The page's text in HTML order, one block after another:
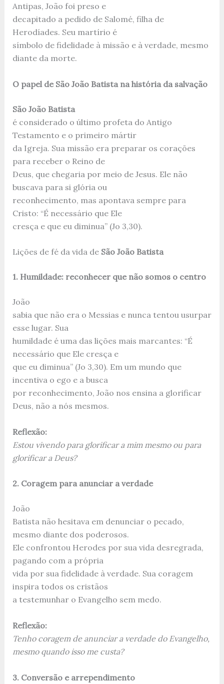
Antipas, João foi preso e
decapitado a pedido de Salomé, filha de
Herodíades. Seu martírio é
símbolo de fidelidade à missão e à verdade, mesmo
diante da morte.
O papel de São João Batista na história da salvação
São João Batista
é considerado o último profeta do Antigo
Testamento e o primeiro mártir
da Igreja. Sua missão era preparar os corações
para receber o Reino de
Deus, que chegaria por meio de Jesus. Ele não
buscava para si glória ou
reconhecimento, mas apontava sempre para
Cristo: “É necessário que Ele
cresça e que eu diminua” (Jo 3,30).
Lições de fé da vida de São João Batista
1. Humildade: reconhecer que não somos o centro
João
sabia que não era o Messias e nunca tentou usurpar
esse lugar. Sua
humildade é uma das lições mais marcantes: “É
necessário que Ele cresça e
que eu diminua” (Jo 3,30). Em um mundo que
incentiva o ego e a busca
por reconhecimento, João nos ensina a glorificar
Deus, não a nós mesmos.
Reflexão:
Estou vivendo para glorificar a mim mesmo ou para
glorificar a Deus?
2. Coragem para anunciar a verdade
João
Batista não hesitava em denunciar o pecado,
mesmo diante dos poderosos.
Ele confrontou Herodes por sua vida desregrada,
pagando com a própria
vida por sua fidelidade à verdade. Sua coragem
inspira todos os cristãos
a testemunhar o Evangelho sem medo.
Reflexão:
Tenho coragem de anunciar a verdade do Evangelho,
mesmo quando isso me custa?
3. Conversão e arrependimento